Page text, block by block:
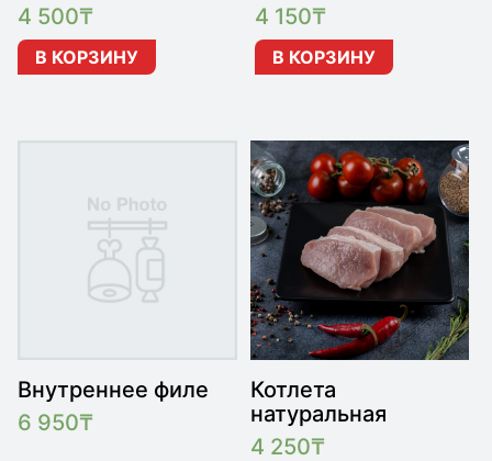
4 500₸
В КОРЗИНУ
4 150₸
В КОРЗИНУ
Внутреннее филе
6 950₸
Котлета
натуральная
4 250₸